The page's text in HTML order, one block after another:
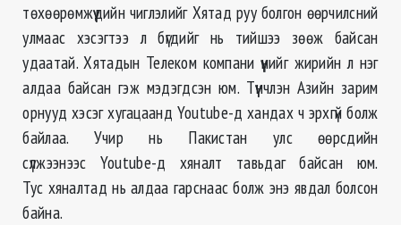
төхөөрөмжүүдийн чиглэлийг Хятад руу болгон өөрчилсний
улмаас хэсэгтээ л бүгдийг нь тийшээ зөөж байсан
удаатай. Хятадын Телеком компани үүнийг жирийн л нэг
алдаа байсан гэж мэдэгдсэн юм. Түүнчлэн Азийн зарим
орнууд хэсэг хугацаанд Youtube-д хандах ч эрхгүй болж
байлаа. Учир нь Пакистан улс өөрсдийн
сүлжээнээс Youtube-д хяналт тавьдаг байсан юм.
Тус хяналтад нь алдаа гарснаас болж энэ явдал болсон
байна.